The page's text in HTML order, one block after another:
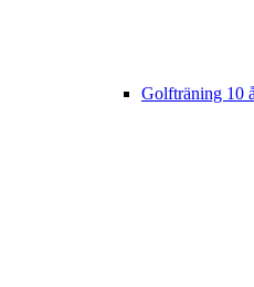
Golfträning 10